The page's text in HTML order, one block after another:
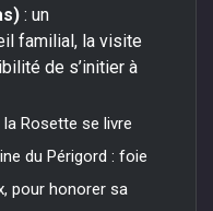
: un
familial, la visite
de s’initier à
Rosette se livre
du Périgord : foie
pour honorer sa